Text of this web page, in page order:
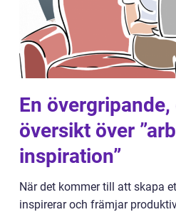
En
översikt över
inspiration”
När det kommer till att skapa
inspirerar och främjar